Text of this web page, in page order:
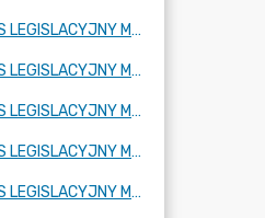
PROCES LEGISLACYJNY MPZP OBEJMUJĄCY FRAGMENT MIEJSCOWOŚCI KRZE DUŻE
PROCES LEGISLACYJNY MPZP OBEJMUJĄCY FRAGMENT MIEJSCOWOŚCI ADAMÓW-WIEŚ ORAZ FRAGMENT MIEJSCOWOŚCI KUKLÓWKA RADZIEJOWICKA
PROCES LEGISLACYJNY MPZP OBEJMUJĄCY FRAGMENT MIEJSCOWOŚCI CHROBOTY
PROCES LEGISLACYJNY MPZP OBEJMUJĄCY FRAGMENT MIEJSCOWOŚCI KORYTÓW
PROCES LEGISLACYJNY MPZP OBEJMUJĄCY FRAGMENT MIEJSCOWOŚCI ADAMÓW-PARCEL ORAZ FRAGMENT MIEJSCOWOŚCI BUDY JÓZEFOWSKIE